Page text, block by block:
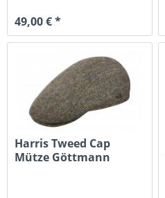
49,00 € *
Harris Tweed Cap
Mütze Göttmann